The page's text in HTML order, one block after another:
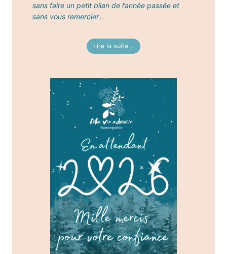
sans faire un petit bilan de l’année passée et
sans vous remercier…
Lire la suite…